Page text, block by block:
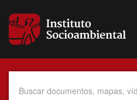
para
conteúdo